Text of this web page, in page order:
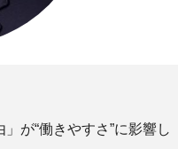
が“働きやすさ”に影響し